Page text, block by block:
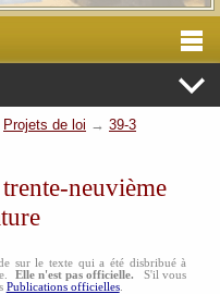
Projets de loi → 39-3
neuvième
sur le texte qui a été disbribué à
Elle n'est pas officielle. S'il vous
Publications officielles.